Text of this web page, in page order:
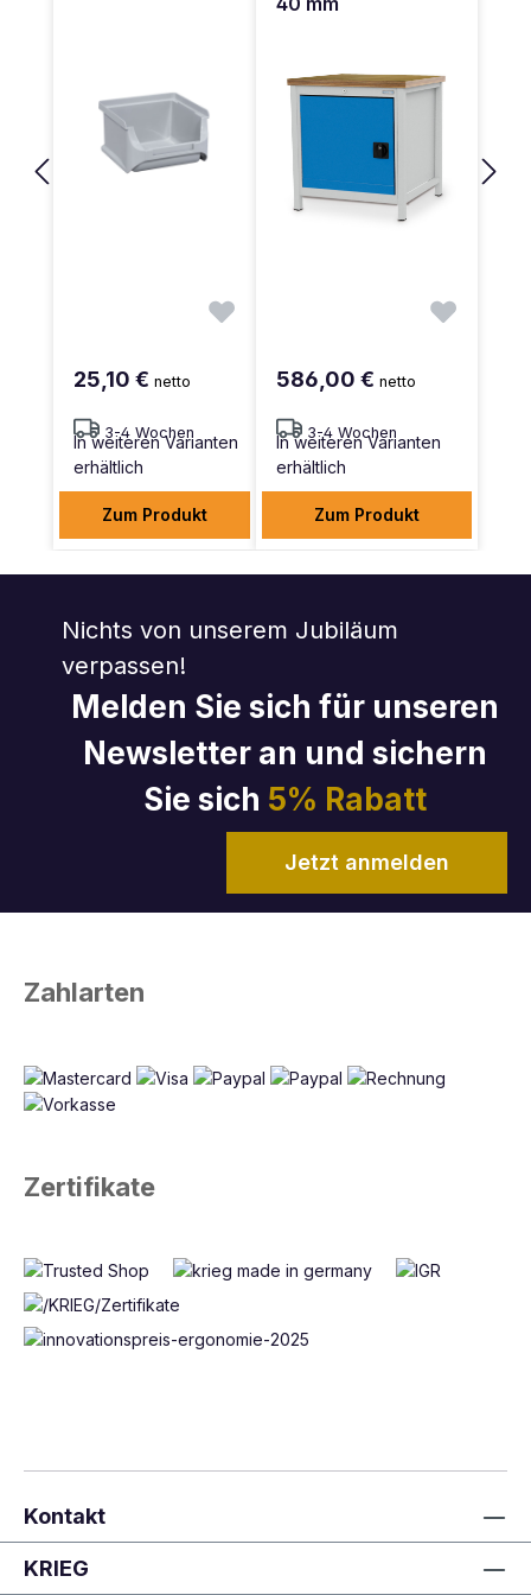
25,10 € netto
3-4 Wochen
In weiteren Varianten
erhältlich
Zum Produkt
586,00 €netto
3-4 Wochen
In weiteren Varianten
erhältlich
Zum Produkt
Nichts von unserem Jubiläum
verpassen!
Melden Sie sich für unseren
Newsletter an und sichern
Sie sich 5% Rabatt
Jetzt anmelden
Zahlarten
Zertifikate
Kontakt
KRIEG